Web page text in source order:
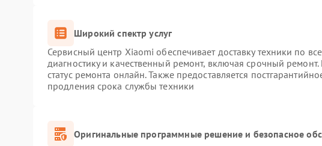
Широкий спектр услуг
Сервисный центр Xiaomi обеспечивает доставку техники по
диагностику и качественный ремонт, включая срочный ремонт.
статус ремонта онлайн. Также предоставляется
продления срока службы техники
Оригинальные программные решение и безопасное